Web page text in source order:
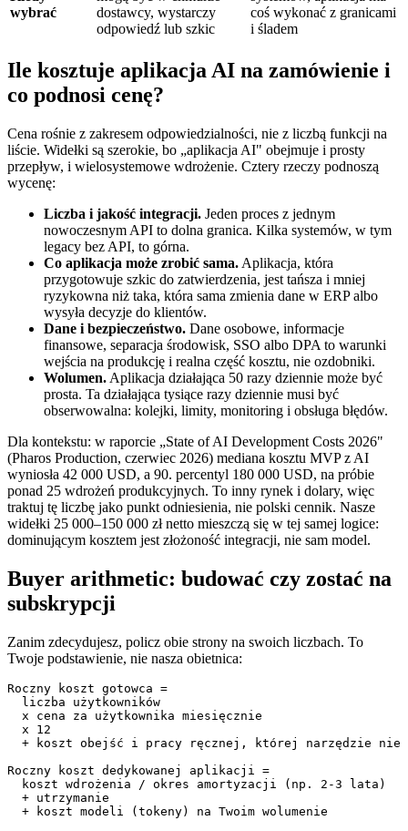
wybrać
dostawcy, wystarczy
odpowiedź lub szkic
coś wykonać z granicami
i śladem
Ile kosztuje aplikacja AI na zamówienie i
co podnosi cenę?
Cena rośnie z zakresem odpowiedzialności, nie z liczbą funkcji na
liście. Widełki są szerokie, bo „aplikacja AI" obejmuje i prosty
przepływ, i wielosystemowe wdrożenie. Cztery rzeczy podnoszą
wycenę:
Liczba i jakość integracji. Jeden proces z jednym
nowoczesnym API to dolna granica. Kilka systemów, w tym
legacy bez API, to górna.
Co aplikacja może zrobić sama. Aplikacja, która
przygotowuje szkic do zatwierdzenia, jest tańsza i mniej
ryzykowna niż taka, która sama zmienia dane w ERP albo
wysyła decyzje do klientów.
Dane i bezpieczeństwo. Dane osobowe, informacje
finansowe, separacja środowisk, SSO albo DPA to warunki
wejścia na produkcję i realna część kosztu, nie ozdobniki.
Wolumen. Aplikacja działająca 50 razy dziennie może być
prosta. Ta działająca tysiące razy dziennie musi być
obserwowalna: kolejki, limity, monitoring i obsługa błędów.
Dla kontekstu: w raporcie „State of AI Development Costs 2026"
(Pharos Production, czerwiec 2026) mediana kosztu MVP z AI
wyniosła 42 000 USD, a 90. percentyl 180 000 USD, na próbie
ponad 25 wdrożeń produkcyjnych. To inny rynek i dolary, więc
traktuj tę liczbę jako punkt odniesienia, nie polski cennik. Nasze
widełki 25 000–150 000 zł netto mieszczą się w tej samej logice:
dominującym kosztem jest złożoność integracji, nie sam model.
Buyer arithmetic: budować czy zostać na
subskrypcji
Zanim zdecydujesz, policz obie strony na swoich liczbach. To
Twoje podstawienie, nie nasza obietnica:
Roczny koszt gotowca =
  liczba użytkowników
  x cena za użytkownika miesięcznie
  x 12
+ koszt obejść i pracy ręcznej, której narzędzie nie
Roczny koszt dedykowanej aplikacji =
  koszt wdrożenia / okres amortyzacji (np. 2-3 lata)
  + utrzymanie
  + koszt modeli (tokeny) na Twoim wolumenie